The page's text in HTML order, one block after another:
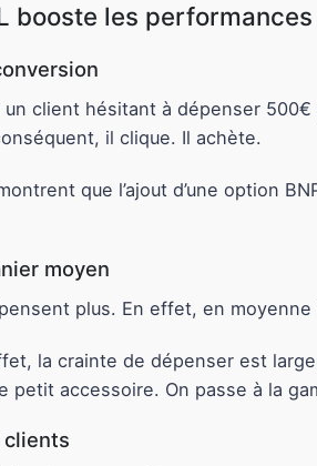
booste les performances
un client hésitant à dépenser
il clique. Il achète.
que l’ajout d’une option
moyen
plus. En effet, en moyenne
la crainte de dépenser est
petit accessoire. On passe à la
clients